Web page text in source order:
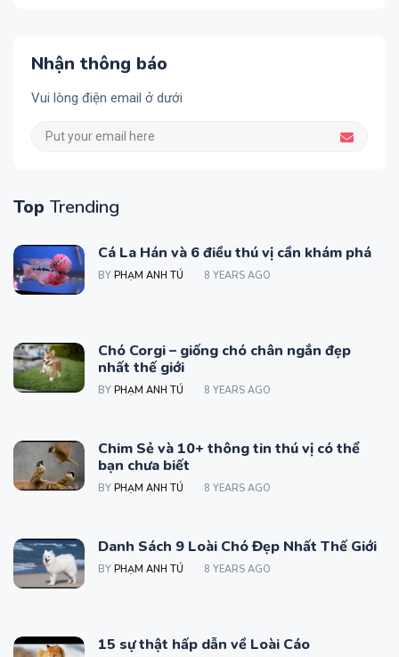
Nhận thông báo
Vui lòng điện email ở dưới
Top Trending
Cá La Hán và 6 điều thú vị cần khám phá
BY PHẠM ANH TÚ 8 YEARS AGO
Chó Corgi – giống chó chân ngắn đẹp
nhất thế giới
BY PHẠM ANH TÚ 8 YEARS AGO
Chim Sẻ và 10+ thông tin thú vị có thể
bạn chưa biết
BY PHẠM ANH TÚ 8 YEARS AGO
Danh Sách 9 Loài Chó Đẹp Nhất Thế Giới
BY PHẠM ANH TÚ 8 YEARS AGO
15 sự thật hấp dẫn về Loài Cáo